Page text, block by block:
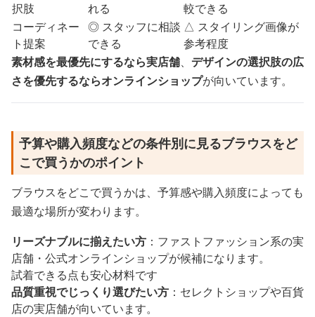
択肢
れる
較できる
コーディネー
ト提案
◎ スタッフに相談
できる
△ スタイリング画像が
参考程度
素材感を最優先にするなら実店舗、 デザインの選択肢の広
さを優先するならオンラインショップが向いています。
予算や購入頻度などの条件別に見るブラウスをど
こで買うかのポイント
ブラウスをどこで買うかは、予算感や購入頻度によっても
最適な場所が変わります。
リーズナブルに揃えたい方 ：ファストファッション系の実
店舗・公式オンラインショップが候補になります。
試着できる点も安心材料です
品質重視でじっくり選びたい方 ：セレクトショップや百貨
店の実店舗が向いています。